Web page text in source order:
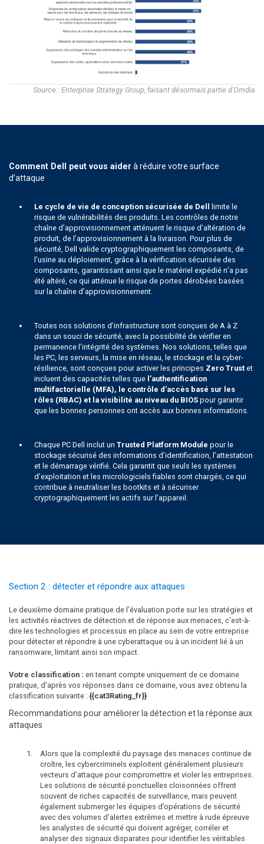
Source : Enterprise Strategy Group, faisant désormais partie d'Omdia
Comment Dell peut vous aider à réduire votre surface
d’attaque
Le cycle de vie de conception sécurisée de Dell
limite le
risque de vulnérabilités des produits. Les contrôles de notre
chaîne d’approvisionnement atténuent le risque d’altération de
produit, de l’approvisionnement à la livraison. Pour plus de
sécurité, Dell valide cryptographiquement les composants, de
l’usine au déploiement, grâce à la vérification sécurisée des
composants, garantissant ainsi que le matériel expédié n’a pas
été altéré, ce qui atténue le risque de portes dérobées basées
sur la chaîne d’approvisionnement.
Toutes nos solutions d’infrastructure sont conçues de A à Z
dans un souci de sécurité, avec la possibilité de vérifier en
permanence l’intégrité des systèmes. Nos solutions, telles que
les PC, les serveurs, la mise en réseau, le stockage et la cyber-
résilience, sont conçues pour activer les principes Zero Trustet
incluent des capacités telles que l’authentification
multifactorielle (MFA), le contrôle d’accès basé sur les
rôles (RBAC) et la visibilité au niveau du BIOSpour garantir
que les bonnes personnes ont accès aux bonnes informations.
Chaque PC Dell inclut un Trusted Platform Module pour le
stockage sécurisé des informations d’identification, l’attestation
et le démarrage vérifié. Cela garantit que seuls les systèmes
d’exploitation et les micrologiciels fiables sont chargés, ce qui
contribue à neutraliser les bootkits et à sécuriser
cryptographiquement les actifs sur l’appareil.
Section 2 : détecter et répondre aux attaques
Le deuxième domaine pratique de l’évaluation porte sur les stratégies et
les activités réactives de détection et de réponse aux menaces, c’est-à-
dire les technologies et processus en place au sein de votre entreprise
pour détecter et répondre à une cyberattaque ou à un incident lié à un
ransomware, limitant ainsi son impact.
Votre classification : en tenant compte uniquement de ce domaine
pratique, d’après vos réponses dans ce domaine, vous avez obtenu la
classification suivante :{{cat3Rating_fr}}
Recommandations pour améliorer la détection et la réponse aux
attaques
Alors que la complexité du paysage des menaces continue de
croître, les cybercriminels exploitent généralement plusieurs
vecteurs d’attaque pour compromettre et violer les entreprises.
Les solutions de sécurité ponctuelles cloisonnées offrent
souvent de riches capacités de surveillance, mais peuvent
également submerger les équipes d’opérations de sécurité
avec des volumes d’alertes extrêmes et mettre à rude épreuve
les analystes de sécurité qui doivent agréger, corréler et
analyser des signaux disparates pour identifier les véritables